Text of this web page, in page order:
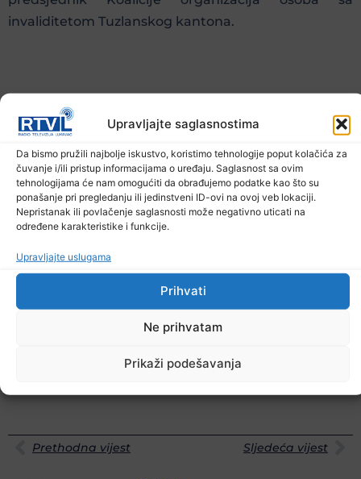
Upravljajte saglasnostima
Da bismo pružili najbolje iskustvo, koristimo tehnologije poput kolačića za
čuvanje i/ili pristup informacijama o uređaju. Saglasnost sa ovim
tehnologijama će nam omogućiti da obrađujemo podatke kao što su
ponašanje pri pregledanju ili jedinstveni ID-ovi na ovoj veb lokaciji.
Nepristanak ili povlačenje saglasnosti može negativno uticati na
određene karakteristike i funkcije.
Upravljajte uslugama
Prihvati
Ne prihvatam
Prikaži podešavanja
invaliditetom Tuzlanskog kantona.
Koalicija organizacija osoba s invaliditetom
da utiče na podizanje svijesti o pravima osoba s
invaliditetom, kako bismo zajedno doprinijeli
stvaranju društva u kojem će se poštivati i graditi
ravnopravnost svih građana i građanki podjednako,
a osobe s invaliditetom se neće suočavati sa
preprekama prilikom ostvarivanja svojih osnovnih
Prethodna vijest Sljedeća vijest